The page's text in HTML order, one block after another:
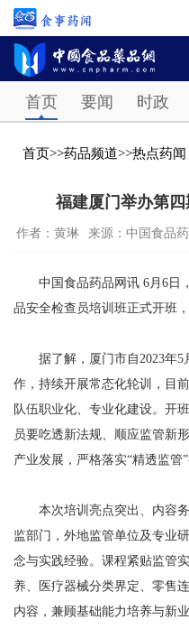
首页 要闻 时政
首页>>药品频道>>热点药闻
福建厦门举办第
作者：黄琳 来源：中国食品
中国食品药品网讯 6月6日
品安全检查员培训班正式开班
据了解，厦门市自2023年5
作，持续开展常态化轮训，目
队伍职业化、专业化建设。开
员要吃透新法规、顺应监管新
产业发展，严格落实“精透监管
本次培训亮点突出、内容务
监部门，外地监管单位及专业
念与实践经验。课程紧贴监管
养、医疗器械分类界定、零售
内容，兼顾基础能力培养与新